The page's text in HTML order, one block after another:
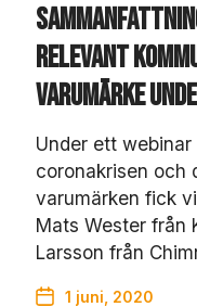
relevant
varumärke
Under ett
coronakrisen och
varumärken fick
Mats Wester från
Larsson från
1 juni, 2020